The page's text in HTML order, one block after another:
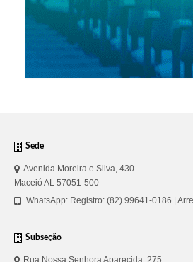
Sede
Avenida Moreira e Silva, 430
Maceió AL 57051-500
WhatsApp: Registro: (82) 99641-0186 |
Subseção
Rua Nossa Senhora Aparecida, 275